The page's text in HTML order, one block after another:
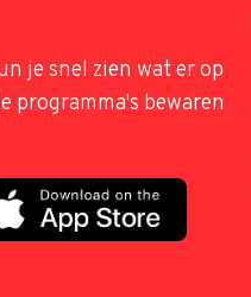
je snel zien wat er op
programma's bewaren